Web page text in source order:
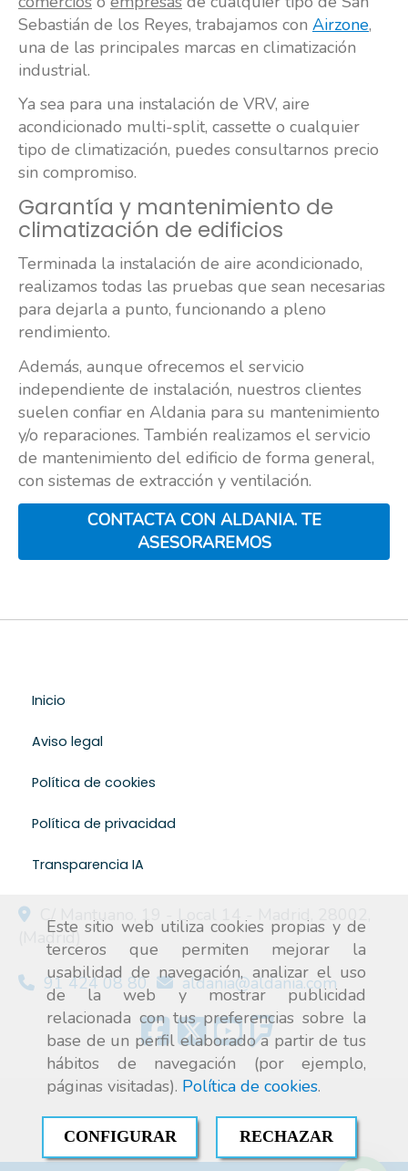
Este sitio web utiliza cookies propias y de
terceros que permiten mejorar la
usabilidad de navegación, analizar el uso
de la web y mostrar publicidad
relacionada con tus preferencias sobre la
base de un perfil elaborado a partir de tus
hábitos de navegación (por ejemplo,
páginas visitadas). Política de cookies.
CONFIGURAR RECHAZAR
Sebastián de los Reyes, trabajamos con Airzone,
una de las principales marcas en climatización
industrial.
Ya sea para una instalación de VRV, aire
acondicionado multi-split, cassette o cualquier
tipo de climatización, puedes consultarnos precio
sin compromiso.
Garantía y mantenimiento de
climatización de edificios
Terminada la instalación de aire acondicionado,
realizamos todas las pruebas que sean necesarias
para dejarla a punto, funcionando a pleno
rendimiento.
Además, aunque ofrecemos el servicio
independiente de instalación, nuestros clientes
suelen confiar en Aldania para su mantenimiento
y/o reparaciones. También realizamos el servicio
de mantenimiento del edificio de forma general,
con sistemas de extracción y ventilación.
CONTACTA CON ALDANIA. TE
ASESORAREMOS
Inicio
Aviso legal
Política de cookies
Política de privacidad
Transparencia IA
C/ Mantuano, 19 - Local 14 - Madrid 28002
(Madrid)
91 424 08 80 aldania aldania.com